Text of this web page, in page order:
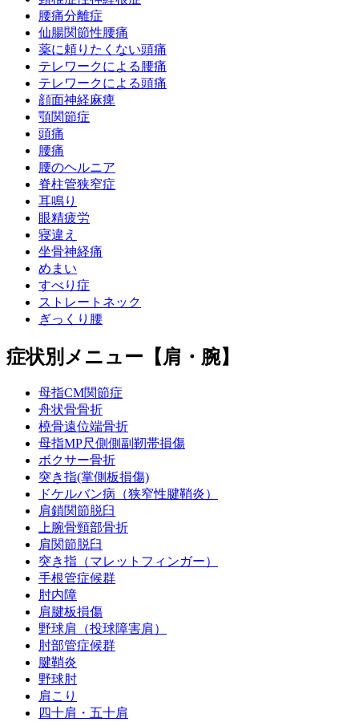
腰痛分離症
仙腸関節性腰痛
薬に頼りたくない頭痛
テレワークによる腰痛
テレワークによる頭痛
顔面神経麻痺
顎関節症
頭痛
腰痛
腰のヘルニア
脊柱管狭窄症
耳鳴り
眼精疲労
寝違え
坐骨神経痛
めまい
すべり症
ストレートネック
ぎっくり腰
症状別メニュー【肩・腕】
母指CM関節症
舟状骨骨折
橈骨遠位端骨折
母指MP尺側側副靭帯損傷
ボクサー骨折
突き指(掌側板損傷)
ドケルバン病（狭窄性腱鞘炎）
肩鎖関節脱臼
上腕骨頸部骨折
肩関節脱臼
突き指（マレットフィンガー）
手根管症候群
肘内障
肩腱板損傷
野球肩（投球障害肩）
肘部管症候群
腱鞘炎
野球肘
肩こり
四十肩・五十肩